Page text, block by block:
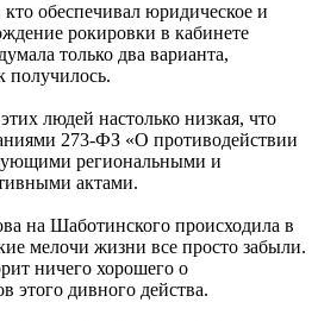
обеспечивал юридическое и
рокировки в кабинете
только два варианта,
получилось.
людей настолько низкая, что
273-ФЗ «О противодействии
региональными и
актами.
на Шаботинского происходила в
мелочи жизни все просто забыли.
ничего хорошего о
этого дивного действа.